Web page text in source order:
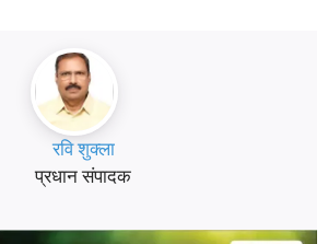
रवि शुक्ला
प्रधान संपादक